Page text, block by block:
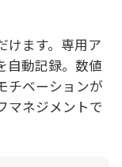
けます。専用ア
自動記録。数値
チベーションが
マネジメントで